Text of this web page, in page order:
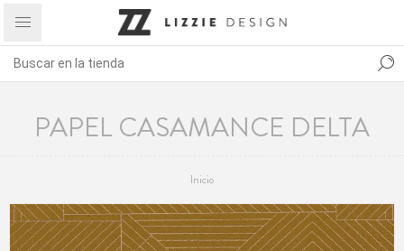
PAPEL CASAMANCE DELTA
Inicio